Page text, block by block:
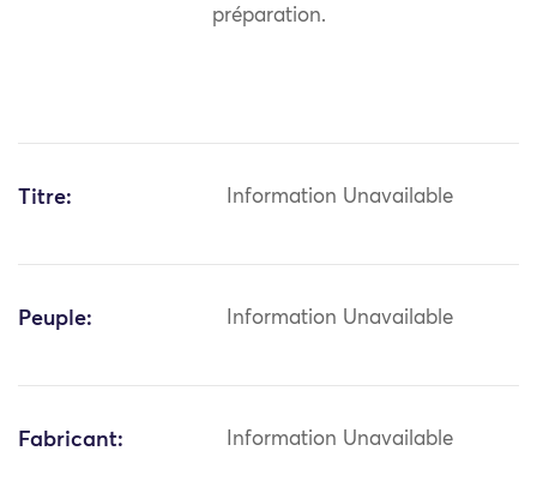
préparation.
Titre: Information Unavailable
Peuple: Information Unavailable
Fabricant: Information Unavailable